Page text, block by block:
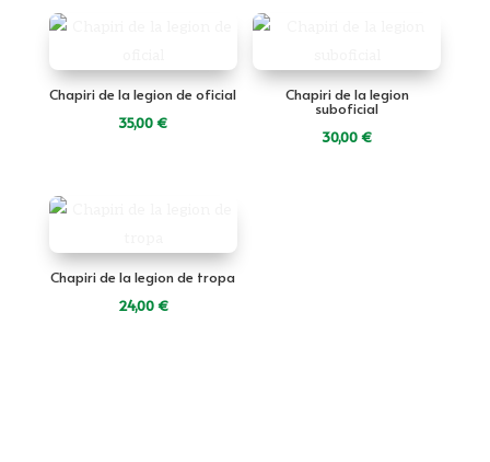
Chapiri de la legion de oficial
35,00€
Chapiri de la legion
suboficial
30,00€
Chapiri de la legion de tropa
24,00€